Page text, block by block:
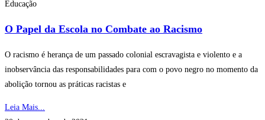
Educação
O Papel da Escola no Combate ao Racismo
O racismo é herança de um passado colonial escravagista e violento e a
inobservância das responsabilidades para com o povo negro no momento da
abolição tornou as práticas racistas e
Leia Mais...